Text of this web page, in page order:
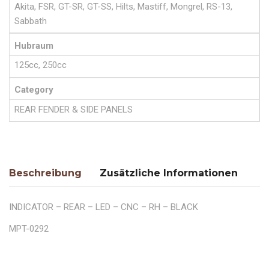
Akita, FSR, GT-SR, GT-SS, Hilts, Mastiff, Mongrel, RS-13,
Sabbath
Hubraum
125cc, 250cc
Category
REAR FENDER & SIDE PANELS
Beschreibung Zusätzliche Informationen
INDICATOR – REAR – LED – CNC – RH – BLACK
MPT-0292